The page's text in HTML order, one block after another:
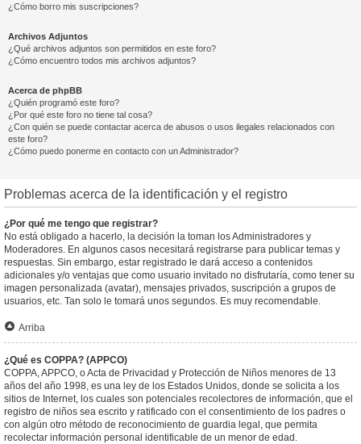
¿Cómo borro mis suscripciones?
Archivos Adjuntos
¿Qué archivos adjuntos son permitidos en este foro?
¿Cómo encuentro todos mis archivos adjuntos?
Acerca de phpBB
¿Quién programó este foro?
¿Por qué este foro no tiene tal cosa?
¿Con quién se puede contactar acerca de abusos o usos ilegales relacionados con
este foro?
¿Cómo puedo ponerme en contacto con un Administrador?
Problemas acerca de la identificación y el registro
¿Por qué me tengo que registrar?
No está obligado a hacerlo, la decisión la toman los Administradores y
Moderadores. En algunos casos necesitará registrarse para publicar temas y
respuestas. Sin embargo, estar registrado le dará acceso a contenidos
adicionales y/o ventajas que como usuario invitado no disfrutaría, como tener su
imagen personalizada (avatar), mensajes privados, suscripción a grupos de
usuarios, etc. Tan solo le tomará unos segundos. Es muy recomendable.
Arriba
¿Qué es COPPA? (APPCO)
COPPA, APPCO, o Acta de Privacidad y Protección de Niños menores de 13
años del año 1998, es una ley de los Estados Unidos, donde se solicita a los
sitios de Internet, los cuales son potenciales recolectores de información, que el
registro de niños sea escrito y ratificado con el consentimiento de los padres o
con algún otro método de reconocimiento de guardia legal, que permita
recolectar información personal identificable de un menor de edad.